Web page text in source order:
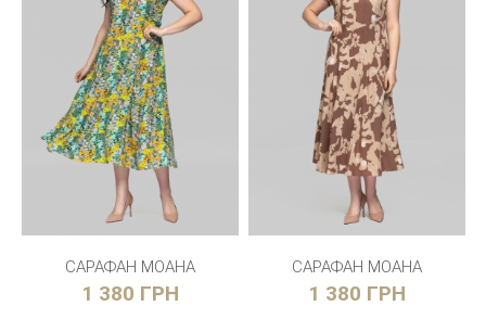
САРАФАН МОАНА
1 380 ГРН
САРАФАН МОАНА
1 380 ГРН